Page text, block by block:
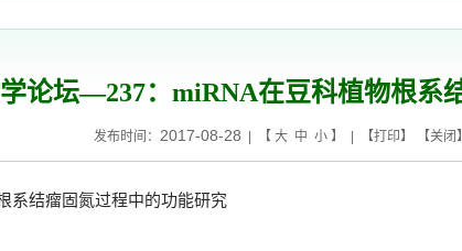
论坛—237：miRNA在豆科植物根系
发布时间： 2017-08-28 | 【 大 中 小】 | 【打印】 【关闭 】
系结瘤固氮过程中的功能研究